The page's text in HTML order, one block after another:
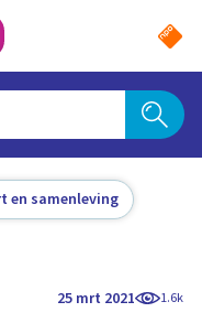
en samenleving
25 mrt 2021 1.6k